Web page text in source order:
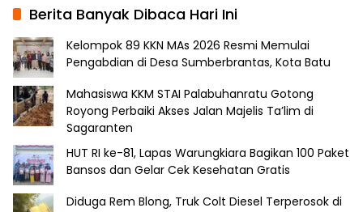
Berita Banyak Dibaca Hari Ini
Kelompok 89 KKN MAs 2026 Resmi Memulai
Pengabdian di Desa Sumberbrantas, Kota Batu
Mahasiswa KKM STAI Palabuhanratu Gotong
Royong Perbaiki Akses Jalan Majelis Ta’lim di
Sagaranten
HUT RI ke-81, Lapas Warungkiara Bagikan 100 Paket
Bansos dan Gelar Cek Kesehatan Gratis
Diduga Rem Blong, Truk Colt Diesel Terperosok di